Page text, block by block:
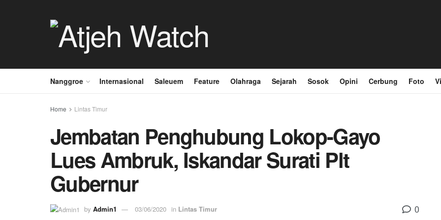
Nanggroe Internasional Saleuem Feature Olahraga Sejarah Sosok Opini Cerbung Foto
Home Lintas Timur
Jembatan Penghubung Lokop-Gayo
Lues Ambruk, Iskandar Surati Plt
Gubernur
by Admin1 03/06/2020 in Lintas Timur 0